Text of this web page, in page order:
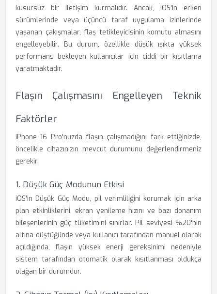
kusursuz bir iletişim kurmalıdır. Ancak, iOS'in erken
sürümlerinde veya üçüncü taraf uygulama izinlerinde
yaşanan çakışmalar, flaş tetikleyicisinin komutu almasını
engelleyebilir. Bu durum, özellikle düşük ışıkta yüksek
performans bekleyen kullanıcılar için ciddi bir kısıtlama
yaratmaktadır.
Flaşın Çalışmasını Engelleyen Teknik
Faktörler
iPhone 16 Pro'nuzda flaşın çalışmadığını fark ettiğinizde,
öncelikle cihazınızın mevcut durumunu değerlendirmeniz
gerekir.
1. Düşük Güç Modunun Etkisi
iOS'in Düşük Güç Modu, pil verimliliğini korumak için arka
plan etkinliklerini, ekran yenileme hızını ve bazı donanım
bileşenlerinin güç tüketimini sınırlar. Pil seviyesi %20'nin
altına düştüğünde veya kullanıcı tarafından manuel olarak
açıldığında, flaşın yüksek enerji gereksinimi nedeniyle
sistem tarafından otomatik olarak kısıtlanması oldukça
olağan bir durumdur.